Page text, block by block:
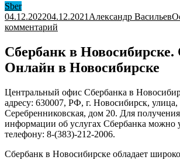
Sber
04.12.202204.12.2021 Александр Васильев
комментарий
Сбербанка
в
Новосибирске
Заельцовском
Районе
•
Сбербанк
онлайн
Сбербанк в Новосибирске.
Онлайн в Новосибирске
Центральный офис Сбербанка в
адресу: 630007, РФ, г. Новосибирск, улица,
Серебренниковская, дом 20. Для
информации об услугах Сбербанка можно
телефону: 8-(383)-212-2006.
Сбербанк в Новосибирске обладает